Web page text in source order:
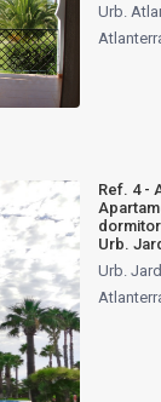
Urb.
Ref. 4 -
Urb.
Urb.